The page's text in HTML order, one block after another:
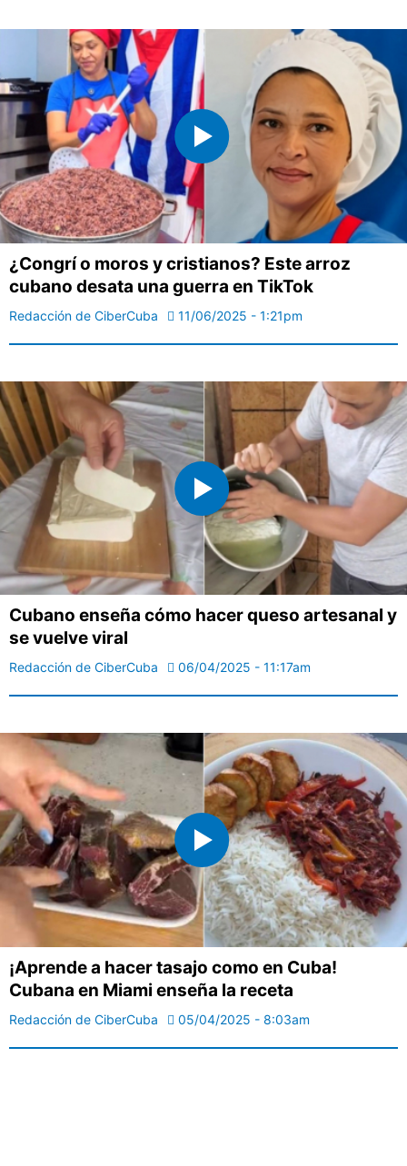
¿Congrí o moros y cristianos? Este arroz
cubano desata una guerra en TikTok
Redacción de CiberCuba 11/06/2025 - 1:21pm
Cubano enseña cómo hacer queso artesanal y
se vuelve viral
Redacción de CiberCuba 06/04/2025 - 11:17am
¡Aprende a hacer tasajo como en Cuba!
Cubana en Miami enseña la receta
Redacción de CiberCuba 05/04/2025 - 8:03am